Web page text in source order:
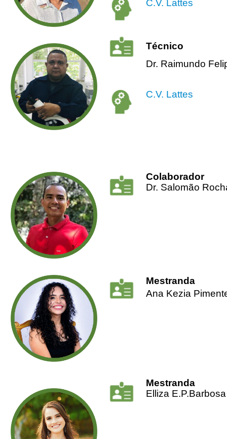
C.V. Lattes
Técnico
Dr. Raimundo
C.V. Lattes
Colaborador
Dr. Salomão
Mestranda
Ana Kezia
Mestranda
Elliza